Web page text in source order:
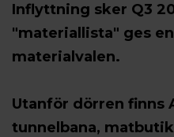
Inflyttning sker Q3
"materiallista" ges
materialvalen.
Utanför dörren finns
tunnelbana,